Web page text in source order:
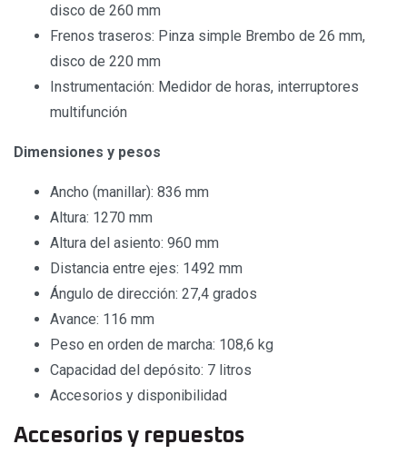
disco de 260 mm
Frenos traseros: Pinza simple Brembo de 26 mm,
disco de 220 mm
Instrumentación: Medidor de horas, interruptores
multifunción
Dimensiones y pesos
Ancho (manillar): 836 mm
Altura: 1270 mm
Altura del asiento: 960 mm
Distancia entre ejes: 1492 mm
Ángulo de dirección: 27,4 grados
Avance: 116 mm
Peso en orden de marcha: 108,6 kg
Capacidad del depósito: 7 litros
Accesorios y disponibilidad
Accesorios y repuestos